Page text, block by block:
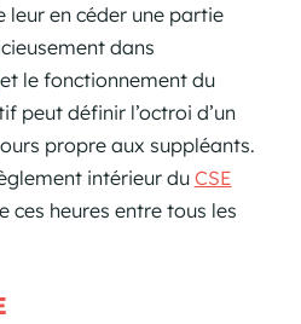
leur en céder une partie
dans
et le fonctionnement du
peut définir l’octroi d’un
propre aux suppléants.
intérieur du CSE
ces heures entre tous les